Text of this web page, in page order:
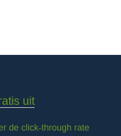
uit
de click-through rate